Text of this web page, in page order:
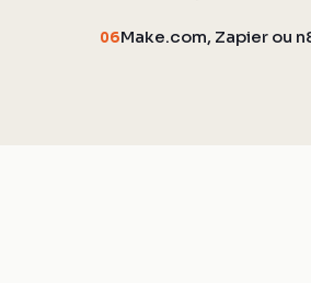
06Make.com, Zapier ou